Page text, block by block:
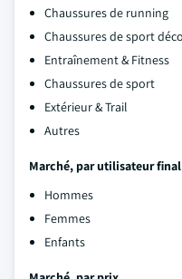
Chaussures de running
Chaussures de sport
Entraînement & Fitness
Chaussures de sport
Extérieur & Trail
Autres
Marché, par utilisateur final
Hommes
Femmes
Enfants